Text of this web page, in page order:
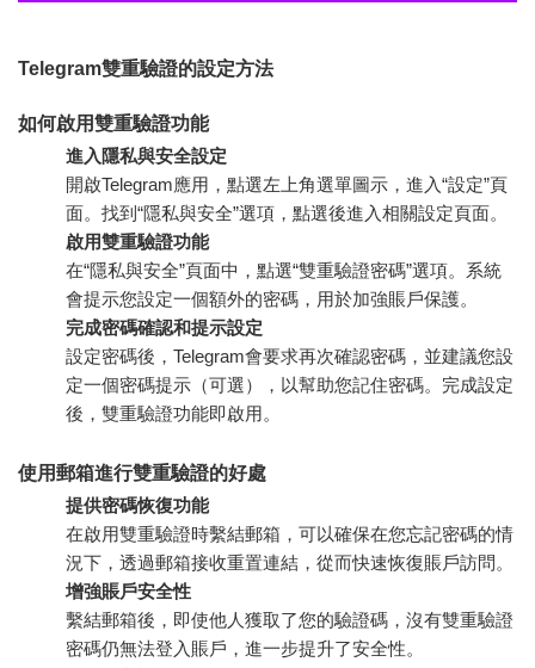
Telegram雙重驗證的設定方法
如何啟用雙重驗證功能
進入隱私與安全設定
開啟Telegram應用，點選左上角選單圖示，進入“設定”頁
面。找到“隱私與安全”選項，點選後進入相關設定頁面。
啟用雙重驗證功能
在“隱私與安全”頁面中，點選“雙重驗證密碼”選項。系統
會提示您設定一個額外的密碼，用於加強賬戶保護。
完成密碼確認和提示設定
設定密碼後，Telegram會要求再次確認密碼，並建議您設
定一個密碼提示（可選），以幫助您記住密碼。完成設定
後，雙重驗證功能即啟用。
使用郵箱進行雙重驗證的好處
提供密碼恢復功能
在啟用雙重驗證時繫結郵箱，可以確保在您忘記密碼的情
況下，透過郵箱接收重置連結，從而快速恢復賬戶訪問。
增強賬戶安全性
繫結郵箱後，即使他人獲取了您的驗證碼，沒有雙重驗證
密碼仍無法登入賬戶，進一步提升了安全性。